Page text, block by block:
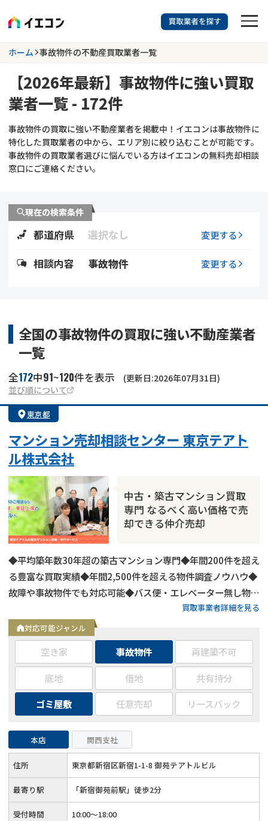
訳あり物件に強い業者を探す
都道府県を選択 事故物件
更新日 :2026年07月31日
業者を探す
空き家
再建築不可
ゴミ屋敷
リースバック
不動産コラム
不動産売却
訳あり不動産
土地売却
借地 不動産リースバック
任意売却
アンケート調査
ホーム 事故物件の不動産買取業者一覧
【2026年最新】事故物件に強い買取
業者一覧 - 172件
事故物件の買取に強い不動産業者を掲載中！イエコンは事故物件に
特化した買取業者の中から、エリア別に絞り込むことが可能です。
事故物件の買取業者選びに悩んでいる方はイエコンの無料売却相談
窓口にご連絡ください。
現在の検索条件
都道府県 選択なし 変更する
相談内容 事故物件 変更する
全国の事故物件の買取に強い不動産業者
一覧
全172中91~120件を表示
(更新日:2026年07月31日)
並び順について
東京都
マンション売却相談センター 東京テアト
ル株式会社
中古・築古マンション買取
専門 なるべく高い価格で売
却できる仲介売却
◆平均築年数30年超の築古マンション専門◆年間200件を超え
る豊富な買取実績◆年間2,500件を超える物件調査ノウハウ◆
故障や事故物件でも対応可能◆バス便・エレベーター無し物件
も相談可◆最短5日で現金化◆家具や荷物が片付けられなくて
も売却OK◆周囲に知られない売却が可能
買取事業者詳細を見る
対応可能ジャンル
空き家 事故物件
再建築不可
底地
借地
共有持分
ゴミ屋敷
任意売却 リースバック
本店 関西支社
住所 東京都新宿区新宿1-1-8 御苑テアトルビル
最寄り駅 「新宿御苑前駅」徒歩2分
受付時間 10:00～18:00